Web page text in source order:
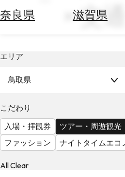
奈良県 滋賀県
べ
る
天
気
を
見
× 交
エリア
鳥取県
こだわり
入場・拝観券
ツアー・周遊観光
ファッション
ナイトタイムエコ
All Clear